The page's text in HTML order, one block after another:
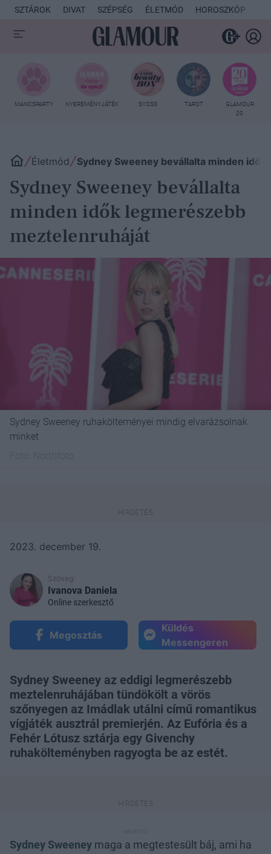
SZTÁROK DIVAT SZÉPSÉG ÉLETMÓD HOROSZKÓP
MANCSPARTY NYEREMÉNYJÁTÉK SYOSS TAROT
GLAMOUR
20
Életmód Sydney Sweeney bevállalta minden
Sydney Sweeney bevállalta
minden idők legmerészebb
meztelenruháját
Sydney Sweeney ruhakölteményei mindig elvarázsolnak
minket
2023. december 19.
Szöveg:
Ivanova Daniela
Online szerkesztő
Megosztás
Küldés
Messengeren
Sydney Sweeney az eddigi legmerészebb
meztelenruhájában tündökölt a vörös
szőnyegen az Imádlak utálni című romantikus
vígjáték ausztrál premierjén. Az Eufória és a
Fehér Lótusz sztárja egy Givenchy
ruhakölteményben ragyogta be az estét.
Sydney Sweeney maga a megtestesült báj, ami ha